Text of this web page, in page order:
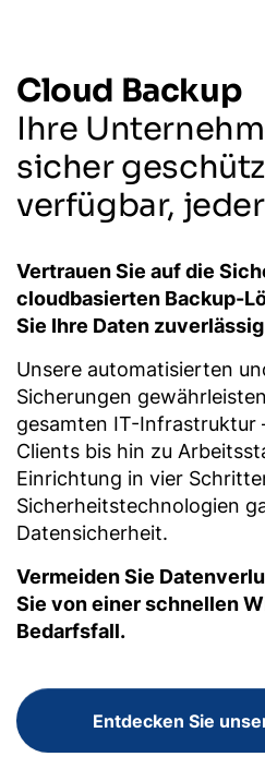
Cloud Backup
Ihre
sicher
verfügbar,
Vertrauen Sie auf die
cloudbasierten Backup-
Sie Ihre Daten
Unsere automatisierten
Sicherungen
gesamten IT-Infrastruktur
Clients bis hin zu
Einrichtung in vier
Sicherheitstechnologien
Datensicherheit.
Vermeiden Sie
Sie von einer schnellen
Bedarfsfall.
Entdecken Sie